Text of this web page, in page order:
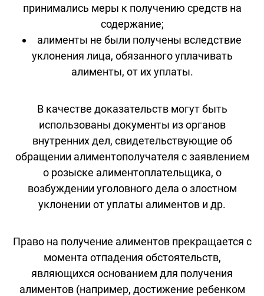
принимались меры к получению средств на
содержание;
алименты не были получены вследствие
уклонения лица, обязанного уплачивать
алименты, от их уплаты.
В качестве доказательств могут быть
использованы документы из органов
внутренних дел, свидетельствующие об
обращении алиментополучателя с заявлением
о розыске алиментоплательщика, о
возбуждении уголовного дела о злостном
уклонении от уплаты алиментов и др.
Право на получение алиментов прекращается с
момента отпадения обстоятельств,
являющихся основанием для получения
алиментов (например, достижение ребенком